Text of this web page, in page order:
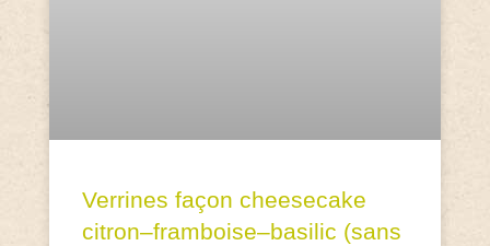
Verrines façon cheesecake
citron–framboise–basilic (sans